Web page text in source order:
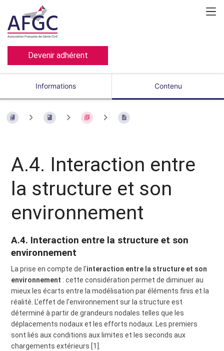
Devenir adhérent
Informations Contenu
A.4. Interaction entre
la structure et son
environnement
A.4. Interaction entre la structure et son
environnement
La prise en compte de l’interaction entre la structure et son
environnement : cette considération permet de diminuer au
mieux les écarts entre la modélisation par éléments finis et la
réalité. L’effet de l’environnement sur la structure est
déterminé à partir de grandeurs nodales telles que les
déplacements nodaux et les efforts nodaux. Les premiers
sont liés aux conditions aux limites et les seconds aux
chargements extérieurs [1].